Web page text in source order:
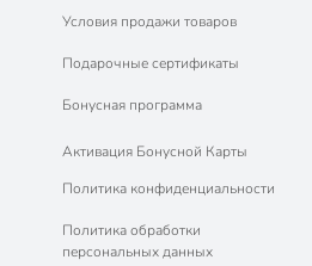
Условия продажи товаров
Подарочные сертификаты
Бонусная программа
Активация Бонусной Карты
Политика конфиденциальности
Политика обработки
персональных данных